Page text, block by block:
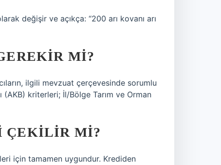
değişir ve açıkça: “200 arı kovanı arı
MI?
ilgili mevzuat çerçevesinde sorumlu
kriterleri; İl/Bölge Tarım ve Orman
ÇEKILIR MI?
için tamamen uygundur. Krediden